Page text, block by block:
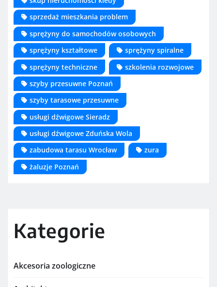
sprzedaż mieszkania problem
sprężyny do samochodów osobowych
sprężyny kształtowe
sprężyny spiralne
sprężyny techniczne
szkolenia rozwojowe
szyby przesuwne Poznań
szyby tarasowe przesuwne
usługi dźwigowe Sieradz
usługi dźwigowe Zduńska Wola
zabudowa tarasu Wrocław
zura
żaluzje Poznań
Kategorie
Akcesoria zoologiczne